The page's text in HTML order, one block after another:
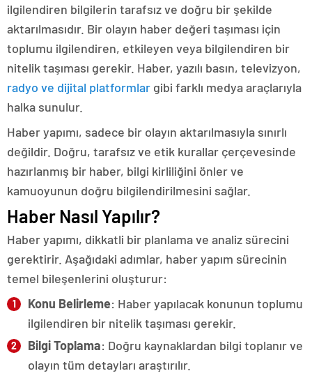
ilgilendiren bilgilerin tarafsız ve doğru bir şekilde
aktarılmasıdır. Bir olayın haber değeri taşıması için
toplumu ilgilendiren, etkileyen veya bilgilendiren bir
nitelik taşıması gerekir. Haber, yazılı basın, televizyon,
radyo ve dijital platformlar gibi farklı medya araçlarıyla
halka sunulur.
Haber yapımı, sadece bir olayın aktarılmasıyla sınırlı
değildir. Doğru, tarafsız ve etik kurallar çerçevesinde
hazırlanmış bir haber, bilgi kirliliğini önler ve
kamuoyunun doğru bilgilendirilmesini sağlar.
Haber Nasıl Yapılır?
Haber yapımı, dikkatli bir planlama ve analiz sürecini
gerektirir. Aşağıdaki adımlar, haber yapım sürecinin
temel bileşenlerini oluşturur:
Konu Belirleme: Haber yapılacak konunun toplumu
ilgilendiren bir nitelik taşıması gerekir.
Bilgi Toplama: Doğru kaynaklardan bilgi toplanır ve
olayın tüm detayları araştırılır.